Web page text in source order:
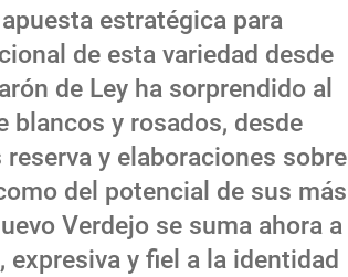
estratégica para
de esta variedad desde
de Ley ha sorprendido al
blancos y rosados, desde
y elaboraciones sobre
del potencial de sus más
Verdejo se suma ahora a
y fiel a la identidad